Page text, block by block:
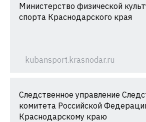
Министерство физической
спорта Краснодарского края
kubansport.krasnodar.ru
Следственное управление
комитета Российской
Краснодарскому краю